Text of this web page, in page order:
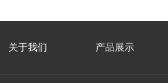
关于我们 产品展示